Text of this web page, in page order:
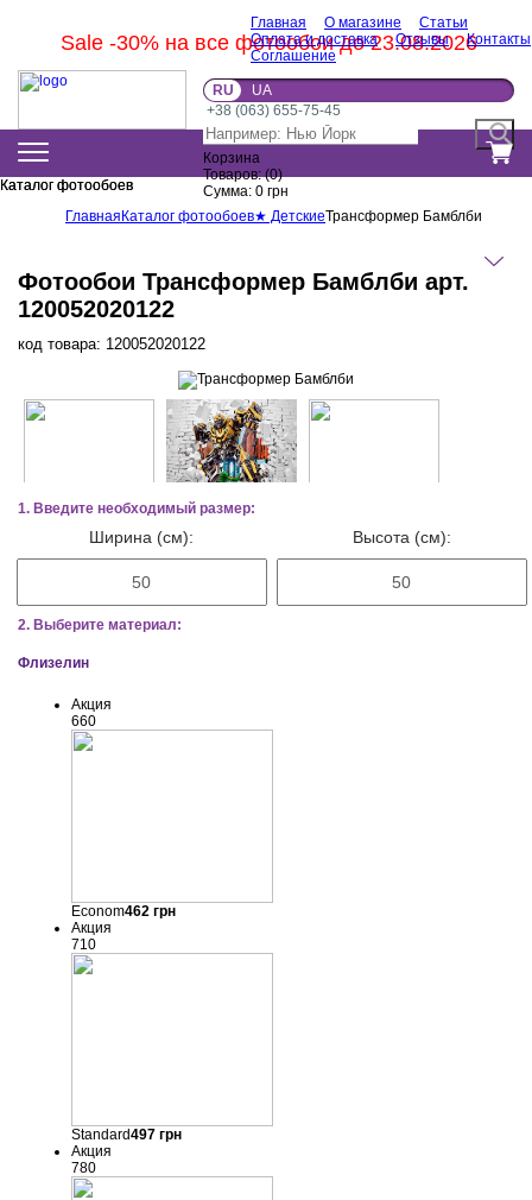
Sale -30% на все фотообои до 23.08.2026
Главная О магазине
Статьи
Оплата и доставка
Отзывы
Контакты
Соглашение
RU
UA
+38 (063) 655-75-45
Корзина
Товаров:(0)
Сумма: 0 грн
Каталог фотообоев
Каталог фотообоев
Главная Каталог фотообоев★ ДетскиеТрансформер Бамблби
Фотообои Трансформер Бамблби арт.
120052020122
код товара: 120052020122
1. Введите необходимый размер:
Ширина (см): Высота (см):
2. Выберите материал:
Флизелин
Акция
660
Econom462грн
Акция
710
Standard497грн
Акция
780